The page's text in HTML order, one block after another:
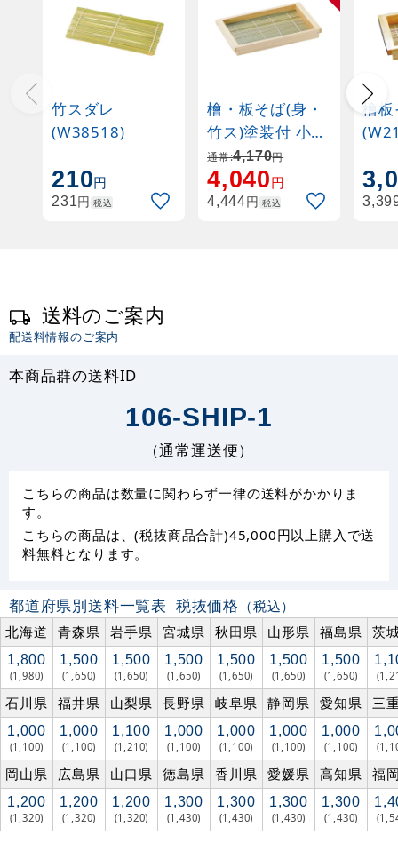
竹スダレ
(W38518)
210円
231円 税込
檜・板そば(身・
竹ス)塗装付 小
(W21436)
通常:4,170円
4,040円
4,444円 税込
檜
送料のご案内
配送料情報のご案内
本商品群の送料ID
106-SHIP-1
（通常運送便）
こちらの商品は数量に関わらず一律の送料がかかりま
す。
こちらの商品は、(税抜商品合計)45,000円以上購入で送
料無料となります。
都道府県別送料一覧表 税抜価格 （税込）
北海道
青森県 岩手県 宮城県 秋田県 山形県 福島県 茨
1,800
(1,980)
1,500
(1,650)
1,500
(1,650)
1,500
(1,650)
1,500
(1,650)
1,500
(1,650)
1,500
(1,650)
石川県 福井県 山梨県 長野県 岐阜県 静岡県 愛知県 三
1,000
(1,100)
1,000
(1,100)
1,100
(1,210)
1,000
(1,100)
1,000
(1,100)
1,000
(1,100)
1,000
(1,100)
岡山県 広島県 山口県 徳島県 香川県 愛媛県 高知県 福
1,200
(1,320)
1,200
(1,320)
1,200
(1,320)
1,300
(1,430)
1,300
(1,430)
1,300
(1,430)
1,300
(1,430)